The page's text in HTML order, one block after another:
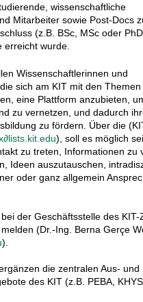
wissenschaftliche
Mitarbeiter sowie Post-Docs
(z.B. BSc, MSc oder
erreicht wurde.
Wissenschaftlerinnen und
sich am KIT mit den Themen
eine Plattform anzubieten,
zu vernetzen, und dadurch
zu fördern. Über die
), soll es möglich
zu treten, Informationen zu
Ideen auszutauschen,
oder ganz allgemein
der Geschäftsstelle des KIT-
(Dr.-Ing. Berna Gerçe
).
die zentralen Aus- und
des KIT (z.B. PEBA,